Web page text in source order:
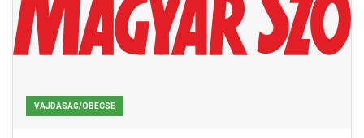
VAJDASÁG/ÓBECSE